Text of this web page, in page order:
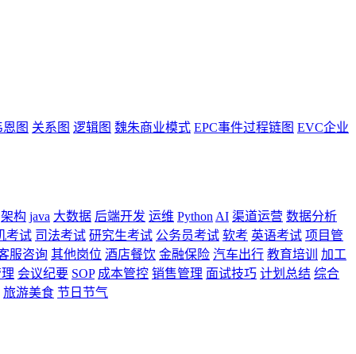
恩图 关系图 逻辑图 魏朱商业模式 EPC事件过程链图 EVC企业
架构 java 大数据 后端开发 运维 Python AI 渠道运营 数据分析
考试 司法考试 研究生考试 公务员考试 软考 英语考试 项目管
服咨询 其他岗位 酒店餐饮 金融保险 汽车出行 教育培训
加工
会议纪要 SOP 成本管控 销售管理 面试技巧 计划总结 综合
旅游美食 节日节气